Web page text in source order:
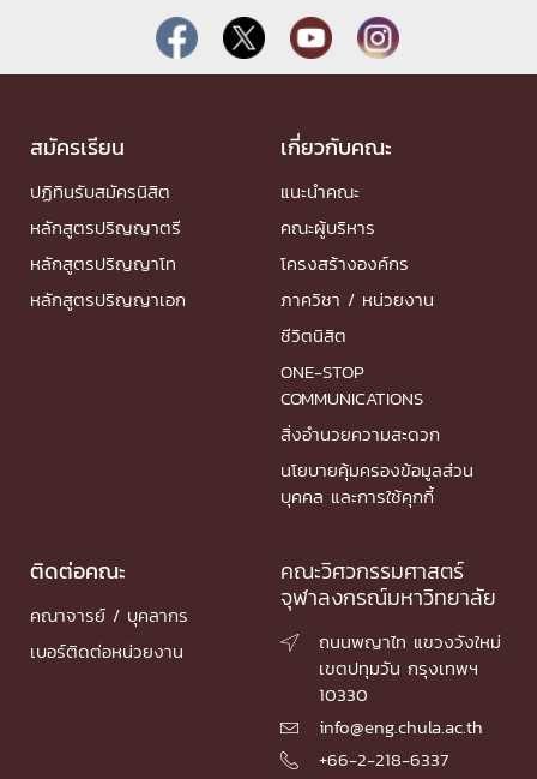
สมัครเรียน
ปฏิทินรับสมัครนิสิต
หลักสูตรปริญญาตรี
หลักสูตรปริญญาโท
หลักสูตรปริญญาเอก
เกี่ยวกับคณะ
แนะนำคณะ
คณะผู้บริหาร
โครงสร้างองค์กร
ภาควิชา / หน่วยงาน
ชีวิตนิสิต
ONE-STOP
COMMUNICATIONS
สิ่งอำนวยความสะดวก
นโยบายคุ้มครองข้อมูลส่วน
บุคคล และการใช้คุกกี้
ติดต่อคณะ
คณาจารย์ / บุคลากร
เบอร์ติดต่อหน่วยงาน
คณะวิศวกรรมศาสตร์
จุฬาลงกรณ์มหาวิทยาลัย

ถนนพญาไท แขวงวังใหม่
เขตปทุมวัน กรุงเทพฯ
10330
 info@eng.chula.ac.th

+66-2-218-6337